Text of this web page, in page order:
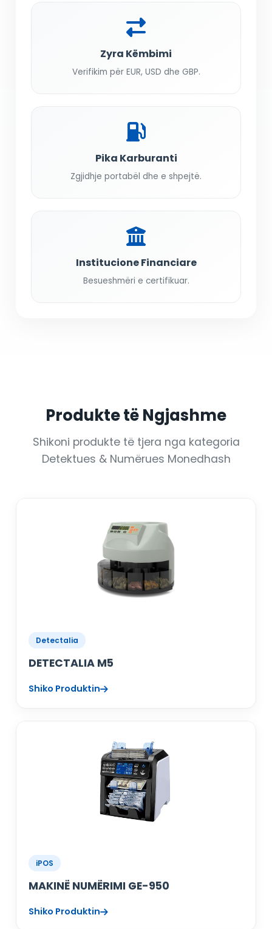
Zyra Këmbimi
Verifikim për EUR, USD dhe GBP.
Pika Karburanti
Zgjidhje portabël dhe e shpejtë.
Institucione Financiare
Besueshmëri e certifikuar.
Produkte të Ngjashme
Shikoni produkte të tjera nga kategoria
Detektues & Numërues Monedhash
Detectalia
DETECTALIA M5
Shiko Produktin
iPOS
MAKINË NUMËRIMI GE-950
Shiko Produktin